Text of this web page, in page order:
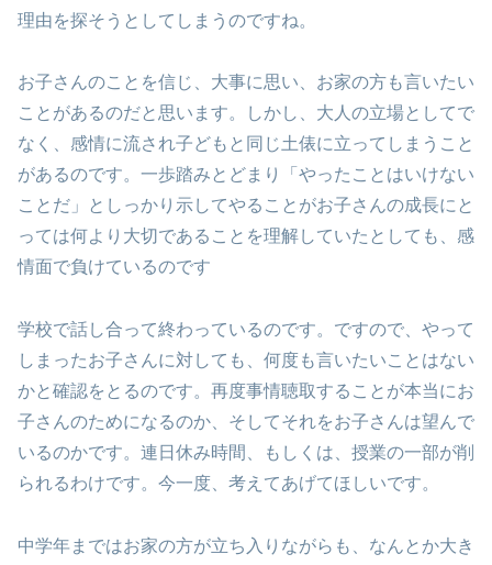
理由を探そうとしてしまうのですね。
お子さんのことを信じ、大事に思い、お家の方も言いたい
ことがあるのだと思います。しかし、大人の立場としてで
なく、感情に流され子どもと同じ土俵に立ってしまうこと
があるのです。一歩踏みとどまり「やったことはいけない
ことだ」としっかり示してやることがお子さんの成長にと
っては何より大切であることを理解していたとしても、感
情面で負けているのです
学校で話し合って終わっているのです。ですので、やって
しまったお子さんに対しても、何度も言いたいことはない
かと確認をとるのです。再度事情聴取することが本当にお
子さんのためになるのか、そしてそれをお子さんは望んで
いるのかです。連日休み時間、もしくは、授業の一部が削
られるわけです。今一度、考えてあげてほしいです。
中学年まではお家の方が立ち入りながらも、なんとか大き